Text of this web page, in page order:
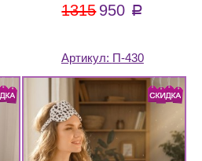
1315 950 a
Артикул: П-430